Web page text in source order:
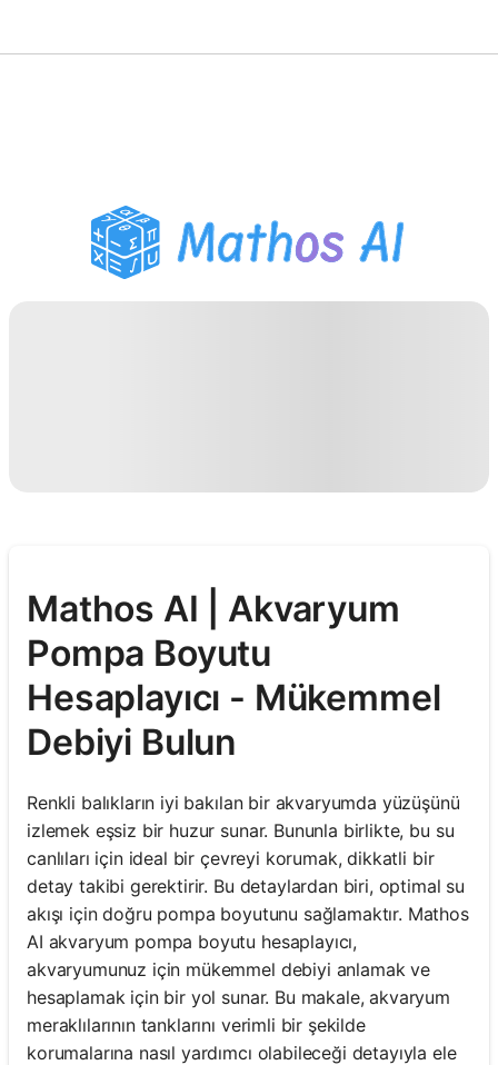
PDF Ödev Yardımcısı
Çalışma Araçları
Mathos AI | Akvaryum
Pompa Boyutu
Hesaplayıcı - Mükemmel
Debiyi Bulun
Renkli balıkların iyi bakılan bir akvaryumda yüzüşünü
izlemek eşsiz bir huzur sunar. Bununla birlikte, bu su
canlıları için ideal bir çevreyi korumak, dikkatli bir
detay takibi gerektirir. Bu detaylardan biri, optimal su
akışı için doğru pompa boyutunu sağlamaktır. Mathos
AI akvaryum pompa boyutu hesaplayıcı,
akvaryumunuz için mükemmel debiyi anlamak ve
hesaplamak için bir yol sunar. Bu makale, akvaryum
meraklılarının tanklarını verimli bir şekilde
korumalarına nasıl yardımcı olabileceği detayıyla ele